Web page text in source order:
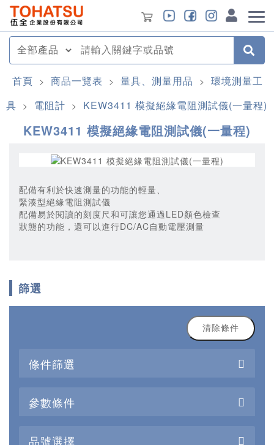
首頁 > 商品一覽表 > 量具、測量用品 > 環境測量工
具 > 電阻計 > KEW3411 模擬絕緣電阻測試儀(一量程)
KEW3411 模擬絕緣電阻測試儀(一量程)
配備有利於快速測量的功能的輕量、
緊湊型絕緣電阻測試儀
配備易於閱讀的刻度尺和可讓您通過LED顏色檢查
狀態的功能，還可以進行DC/AC自動電壓測量
篩選
清除條件
條件篩選
參數條件
品號選擇